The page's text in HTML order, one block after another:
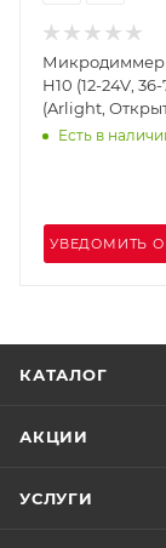
Микродиммер
H10 (12-24V,
(Arlight,
Есть в
УВЕДОМИТЬ О
КАТАЛОГ
АКЦИИ
УСЛУГИ